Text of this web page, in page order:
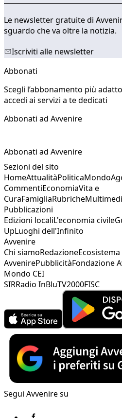
Le newsletter gratuite di
sguardo che va oltre la notizia.
Iscriviti alle newsletter
Abbonati
Scegli l’abbonamento più
accedi ai servizi a te dedicati
Abbonati ad Avvenire
Abbonati ad Avvenire
Sezioni del sito
HomeAttualitàPoliticaMondo
CommentiEconomiaVita e
CuraFamigliaRubriche
Pubblicazioni
Edizioni localiL'economia civile
UpLuoghi dell'Infinito
Avvenire
Chi siamoRedazioneEcosistema
AvvenirePubblicitàFondazione
Mondo CEI
SIRRadio InBluTV2000FISC
Segui Avvenire su